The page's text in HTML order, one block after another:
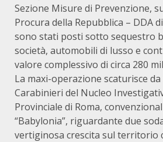
Sezione Misure di Prevenzione,
Procura della Repubblica – DDA
sono stati posti sotto sequestro
società, automobili di lusso e
valore complessivo di circa 280
La maxi-operazione scaturisce da
Carabinieri del Nucleo
Provinciale di Roma,
“Babylonia”, riguardante due
vertiginosa crescita sul territorio